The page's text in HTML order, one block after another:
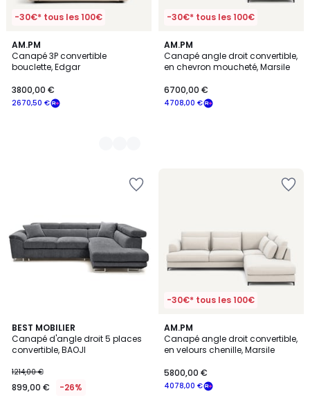
-30€* tous les 100€
AM.PM
Canapé 3P convertible
bouclette, Edgar
2670,50 €
3800,00 €
2
Couleurs
-30€* tous les 100€
AM.PM
Canapé angle droit convertible,
en chevron moucheté, Marsile
4708,00 €
6700,00 €
BEST MOBILIER
Canapé d'angle droit 5 places
convertible, BAOJI
1214,00 €
899,00 € -26%
5
Couleurs
-30€* tous les 100€
AM.PM
Canapé angle droit convertible,
en velours chenille, Marsile
4078,00 €
5800,00 €
8
Couleurs